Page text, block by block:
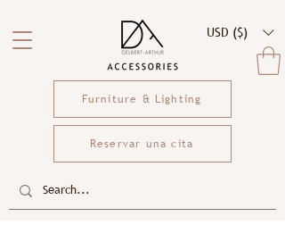
USD ($)
Furniture & Lighting
Reservar una cita